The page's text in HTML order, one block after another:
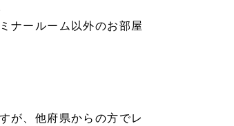
ナールーム以外のお部屋
が、他府県からの方でレ